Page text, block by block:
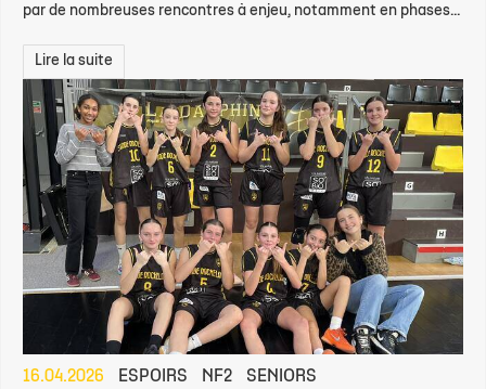
par de nombreuses rencontres à enjeu, notamment en phases...
Lire la suite
16.04.2026 ESPOIRS NF2 SENIORS